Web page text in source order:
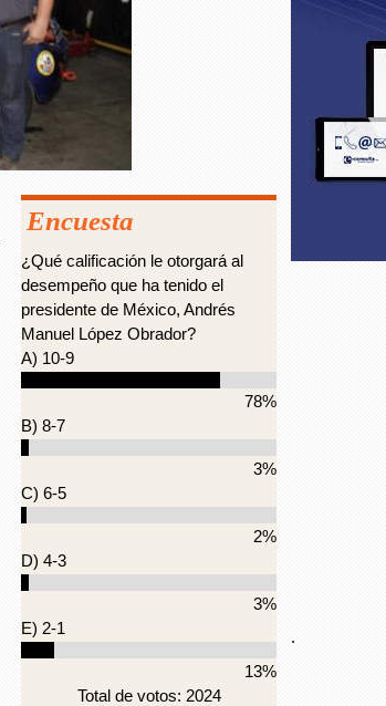
Encuesta
¿Qué calificación le otorgará al
desempeño que ha tenido el
presidente de México, Andrés
Manuel López Obrador?
A) 10-9
78%
B) 8-7
3%
C) 6-5
2%
D) 4-3
3%
E) 2-1
13%
Total de votos: 2024
.